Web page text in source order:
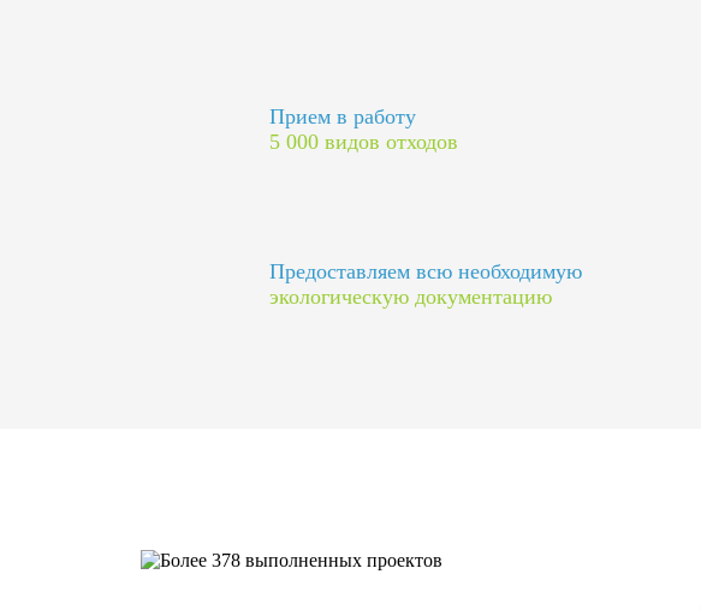
Прием в работу
5 000 видов отходов
Предоставляем всю необходимую
экологическую документацию